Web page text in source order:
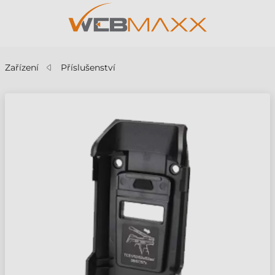
Zařízení Příslušenství